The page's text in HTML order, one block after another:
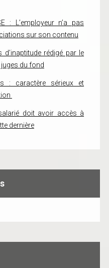
: L’employeur n’a pas
sur son contenu
d’inaptitude rédigé par le
du fond
: caractère sérieux et
doit avoir accès à
dernière